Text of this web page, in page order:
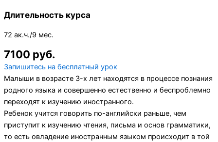
Длительность курса
72 ак.ч./9 мес.
7100 руб.
Запишитесь на бесплатный урок
Малыши в возрасте 3-х лет находятся в процессе познания
родного языка и совершенно естественно и беспроблемно
переходят к изучению иностранного.
Ребенок учится говорить по-английски раньше, чем
приступит к изучению чтения, письма и основ грамматики,
то есть овладение иностранным языком происходит в той